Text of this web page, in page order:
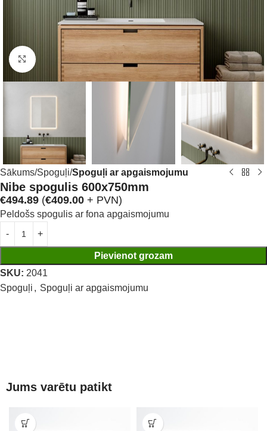
Klikšķiniet lai palielinātu
Sākums Spoguļi Spoguļi ar apgaismojumu
Nibe spogulis 600x750mm
€494.89 (€409.00 + PVN)
Peldošs spogulis ar fona apgaismojumu
Pievienot grozam
SKU: 2041
Spoguļi , Spoguļi ar apgaismojumu
Jums varētu patikt